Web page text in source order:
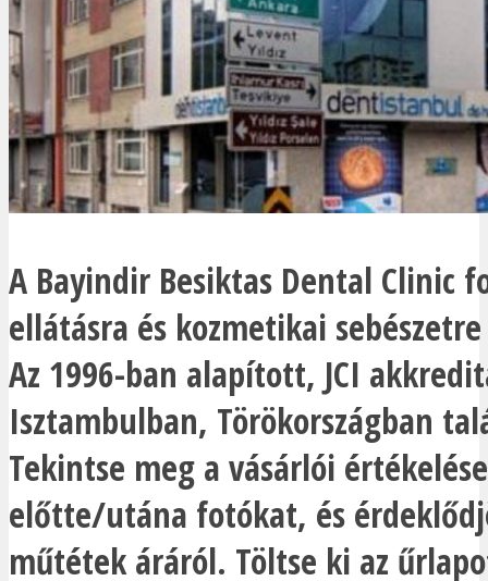
A Bayindir Besiktas Dental Clinic
ellátásra és kozmetikai
Az 1996-ban alapított, JCI
Isztambulban, Törökországban
Tekintse meg a vásárlói
előtte/utána fotókat, és
műtétek áráról. Töltse ki az